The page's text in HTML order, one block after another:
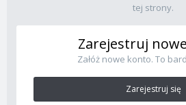
tej strony.
Zarejestruj
Załóż nowe konto. To
Zarejestruj się